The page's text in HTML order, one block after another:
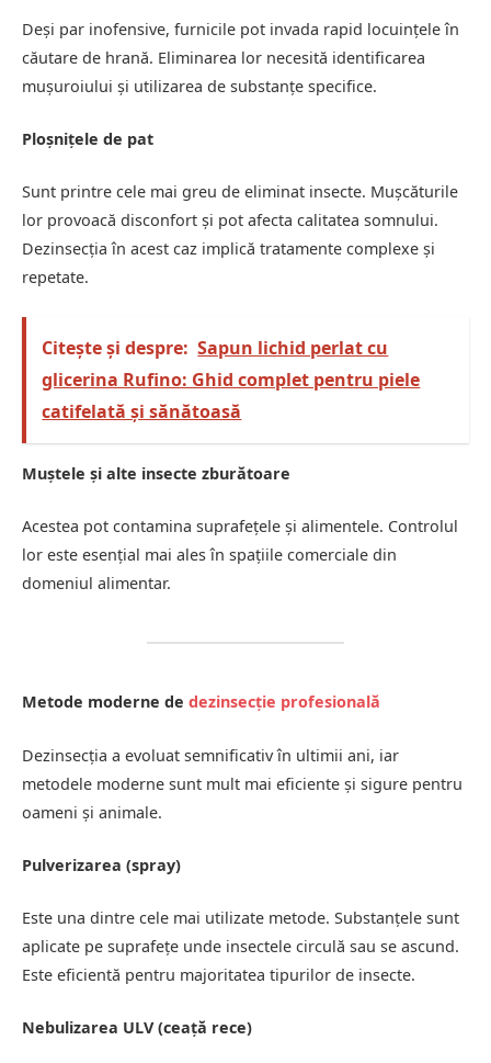
Deși par inofensive, furnicile pot invada rapid locuințele în
căutare de hrană. Eliminarea lor necesită identificarea
mușuroiului și utilizarea de substanțe specifice.
Ploșnițele de pat
Sunt printre cele mai greu de eliminat insecte. Mușcăturile
lor provoacă disconfort și pot afecta calitatea somnului.
Dezinsecția în acest caz implică tratamente complexe și
repetate.
Citește și despre: Sapun lichid perlat cu
glicerina Rufino: Ghid complet pentru piele
catifelată și sănătoasă
Muștele și alte insecte zburătoare
Acestea pot contamina suprafețele și alimentele. Controlul
lor este esențial mai ales în spațiile comerciale din
domeniul alimentar.
Metode moderne de dezinsecție profesională
Dezinsecția a evoluat semnificativ în ultimii ani, iar
metodele moderne sunt mult mai eficiente și sigure pentru
oameni și animale.
Pulverizarea (spray)
Este una dintre cele mai utilizate metode. Substanțele sunt
aplicate pe suprafețe unde insectele circulă sau se ascund.
Este eficientă pentru majoritatea tipurilor de insecte.
Nebulizarea ULV (ceață rece)